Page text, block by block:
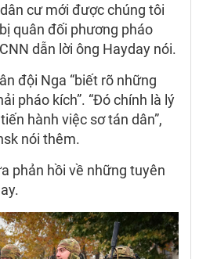
cư mới được chúng tôi
quân đối phương pháo
dẫn lời ông Hayday nói.
đội Nga “biết rõ những
pháo kích”. “Đó chính là lý
hành việc sơ tán dân”,
nói thêm.
phản hồi về những tuyên